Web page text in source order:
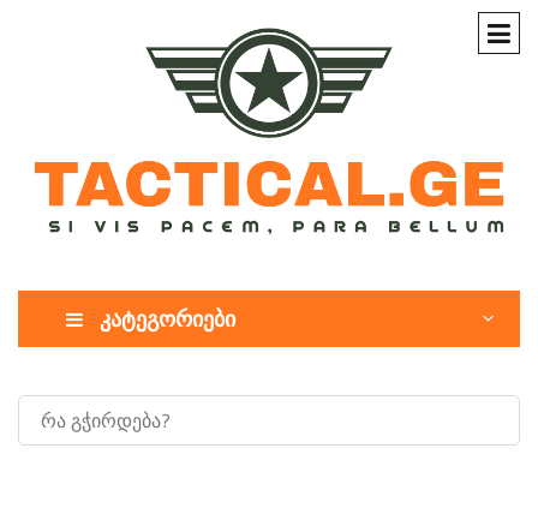
კატეგორიები